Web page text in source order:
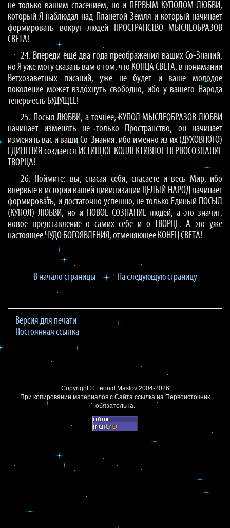
не только вашим спасением, но и ПЕРВЫМ КУПОЛОМ ЛЮБВИ,
который Я наблюдал над Планетой Земля и который начинает
формировать вокруг людей ПРОСТРАНСТВО МЫСЛЕОБРАЗОВ
СВЕТА!
24. Впереди ещё два года преображения ваших Со-Знаний,
но Я уже могу сказать вам о том, что КОНЦА СВЕТА, в понимании
Ветхозаветных писаний, уже не будет и ваше молодое
поколение может вздохнуть свободно, ибо у вашего Народа
теперь есть БУДУЩЕЕ!
25. Посыл ЛЮБВИ, а точнее, КУПОЛ МЫСЛЕОБРАЗОВ ЛЮБВИ
начинает изменять не только Пространство, он начинает
изменять вас и ваши Со-Знания, ибо именно из их (ДУХОВНОГО)
ЕДИНЕНИЯ создаётся ИСТИННОЕ КОЛЛЕКТИВНОЕ ПЕРВОСОЗНАНИЕ
ТВОРЦА!
26. Поймите: вы, спасая себя, спасаете и весь Мир, ибо
впервые в истории вашей цивилизации ЦЕЛЫЙ НАРОД начинает
формировать, и достаточно успешно, не только Единый ПОСЫЛ
(КУПОЛ) ЛЮБВИ, но и НОВОЕ СОЗНАНИЕ людей, а это значит,
новое представление о самих себе и о ТВОРЦЕ. А это уже
настоящее ЧУДО БОГОЯВЛЕНИЯ, отменяющее КОНЕЦ СВЕТА!
В начало страницы На следующую страницу
Версия для печати
Постоянная ссылка
Copyright © Leonid Maslov2004-2026
При копировании материалов с Сайта ссылка на Первоисточник
обязательна.